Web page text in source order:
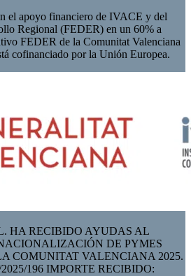
el apoyo financiero de IVACE y del
Regional (FEDER) en un 60% a
FEDER de la Comunitat Valenciana
cofinanciado por la Unión Europea.
HA RECIBIDO AYUDAS AL
DE PYMES
COMUNITAT VALENCIANA 2025.
196 IMPORTE RECIBIDO: